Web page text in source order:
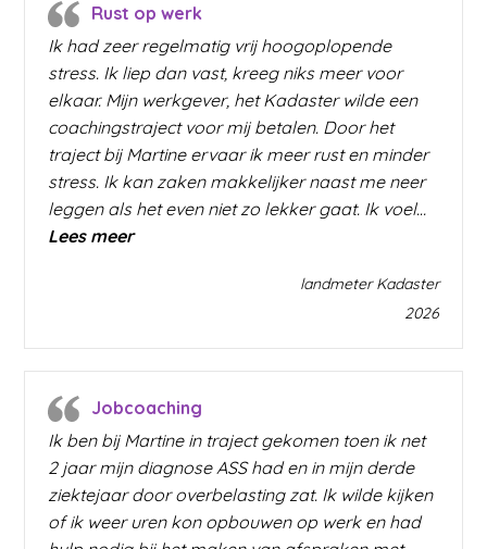
Rust op werk
Ik had zeer regelmatig vrij hoogoplopende
stress. Ik liep dan vast, kreeg niks meer voor
elkaar. Mijn werkgever, het Kadaster wilde een
coachingstraject voor mij betalen. Door het
traject bij Martine ervaar ik meer rust en minder
stress. Ik kan zaken makkelijker naast me neer
leggen als het even niet zo lekker gaat. Ik voel…
Lees meer“Rust op werk”
landmeter Kadaster
2026
Jobcoaching
Ik ben bij Martine in traject gekomen toen ik net
2 jaar mijn diagnose ASS had en in mijn derde
ziektejaar door overbelasting zat. Ik wilde kijken
of ik weer uren kon opbouwen op werk en had